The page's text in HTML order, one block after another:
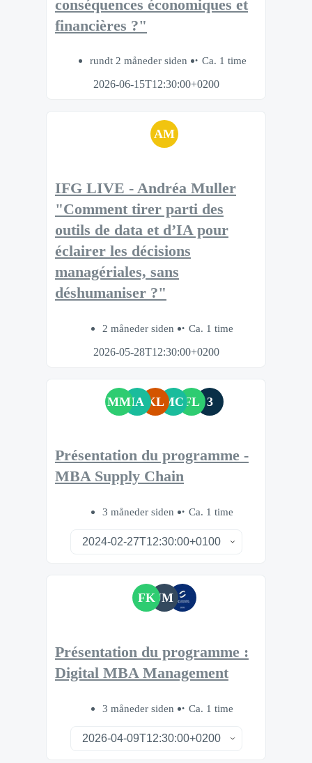
conséquences économiques et
financières ?"
rundt 2 måneder siden
Ca. 1 time
2026-06-15T12:30:00+0200
AM
IFG LIVE - Andréa Muller
"Comment tirer parti des
outils de data et d’IA pour
éclairer les décisions
managériales, sans
déshumaniser ?"
2 måneder siden
Ca. 1 time
2026-05-28T12:30:00+0200
MMIA KLMC FL 3
Présentation du programme -
MBA Supply Chain
3 måneder siden Ca. 1 time
FK JM
Présentation du programme :
Digital MBA Management
3 måneder siden Ca. 1 time